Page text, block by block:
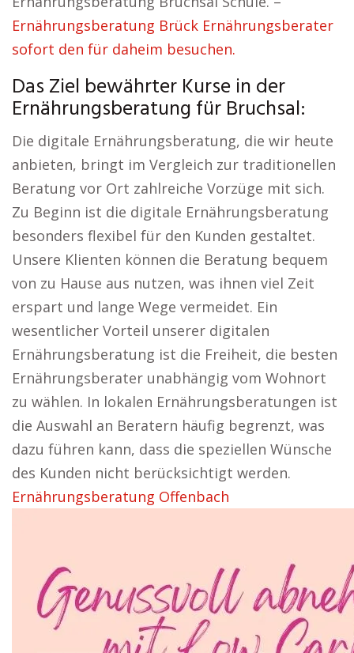
Ernährungsberatung Brück Ernährungsberater
sofort den für daheim besuchen.
Das Ziel bewährter Kurse in der
Ernährungsberatung für Bruchsal:
Die digitale Ernährungsberatung, die wir heute
anbieten, bringt im Vergleich zur traditionellen
Beratung vor Ort zahlreiche Vorzüge mit sich.
Zu Beginn ist die digitale Ernährungsberatung
besonders flexibel für den Kunden gestaltet.
Unsere Klienten können die Beratung bequem
von zu Hause aus nutzen, was ihnen viel Zeit
erspart und lange Wege vermeidet. Ein
wesentlicher Vorteil unserer digitalen
Ernährungsberatung ist die Freiheit, die besten
Ernährungsberater unabhängig vom Wohnort
zu wählen. In lokalen Ernährungsberatungen ist
die Auswahl an Beratern häufig begrenzt, was
dazu führen kann, dass die speziellen Wünsche
des Kunden nicht berücksichtigt werden.
Ernährungsberatung Offenbach